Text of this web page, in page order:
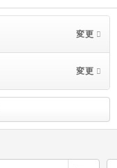
変更
変更